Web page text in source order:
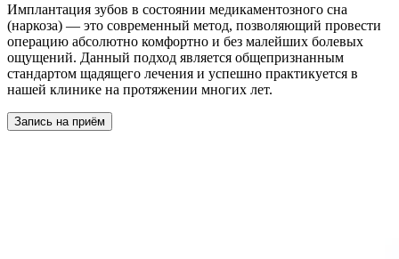
Имплантация зубов в состоянии медикаментозного сна
(наркоза) — это современный метод, позволяющий провести
операцию абсолютно комфортно и без малейших болевых
ощущений. Данный подход является общепризнанным
стандартом щадящего лечения и успешно практикуется в
нашей клинике на протяжении многих лет.
Запись на приём